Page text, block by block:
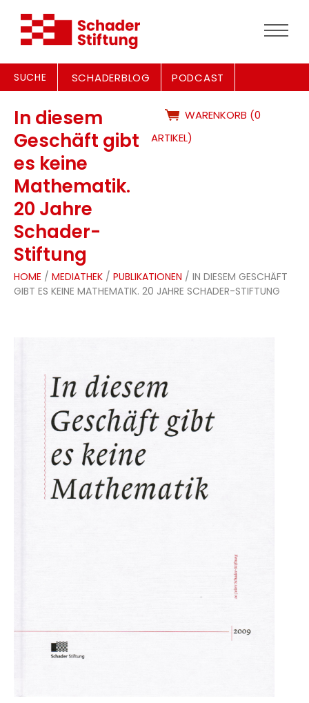
SUCHE SCHADERBLOG PODCAST
In diesem
Geschäft gibt
es keine
Mathematik.
20 Jahre
Schader-
Stiftung
WARENKORB (0
ARTIKEL)
HOME / MEDIATHEK / PUBLIKATIONEN / IN DIESEM GESCHÄFT
GIBT ES KEINE MATHEMATIK. 20 JAHRE SCHADER-STIFTUNG